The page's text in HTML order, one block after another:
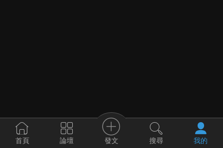
首頁 論壇 發文 搜尋 我的